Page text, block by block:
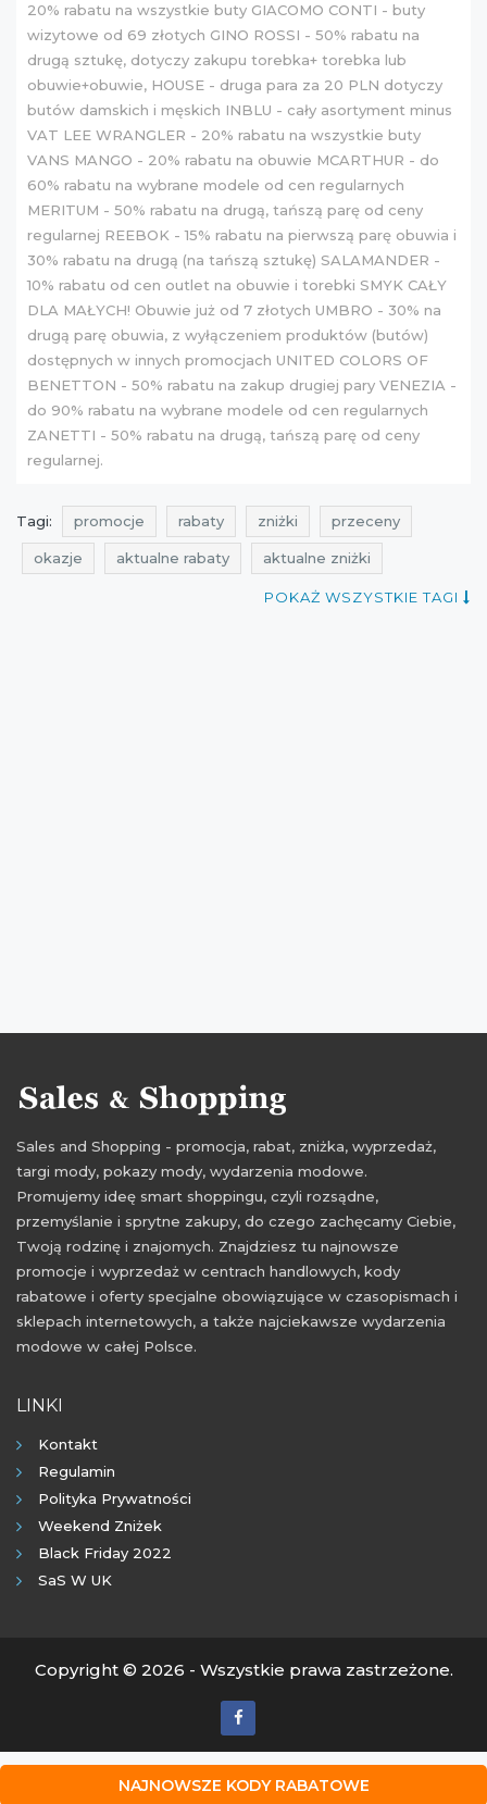
20% rabatu na wszystkie buty GIACOMO CONTI - buty
wizytowe od 69 złotych GINO ROSSI - 50% rabatu na
drugą sztukę, dotyczy zakupu torebka+ torebka lub
obuwie+obuwie, HOUSE - druga para za 20 PLN dotyczy
butów damskich i męskich INBLU - cały asortyment minus
VAT LEE WRANGLER - 20% rabatu na wszystkie buty
VANS MANGO - 20% rabatu na obuwie MCARTHUR - do
60% rabatu na wybrane modele od cen regularnych
MERITUM - 50% rabatu na drugą, tańszą parę od ceny
regularnej REEBOK - 15% rabatu na pierwszą parę obuwia i
30% rabatu na drugą (na tańszą sztukę) SALAMANDER -
10% rabatu od cen outlet na obuwie i torebki SMYK CAŁY
DLA MAŁYCH! Obuwie już od 7 złotych UMBRO - 30% na
drugą parę obuwia, z wyłączeniem produktów (butów)
dostępnych w innych promocjach UNITED COLORS OF
BENETTON - 50% rabatu na zakup drugiej pary VENEZIA -
do 90% rabatu na wybrane modele od cen regularnych
ZANETTI - 50% rabatu na drugą, tańszą parę od ceny
regularnej.
Tagi: promocje rabaty zniżki przeceny
okazje aktualne rabaty aktualne zniżki
aktualne promocje
POKAŻ WSZYSTKIE TAGI
NAJNOWSZE KODY RABATOWE
Sales and Shopping - promocja, rabat, zniżka, wyprzedaż,
targi mody, pokazy mody, wydarzenia modowe.
Promujemy ideę smart shoppingu, czyli rozsądne,
przemyślanie i sprytne zakupy, do czego zachęcamy Ciebie,
Twoją rodzinę i znajomych. Znajdziesz tu najnowsze
promocje i wyprzedaż w centrach handlowych, kody
rabatowe i oferty specjalne obowiązujące w czasopismach i
sklepach internetowych, a także najciekawsze wydarzenia
modowe w całej Polsce.
LINKI
Kontakt
Regulamin
Polityka Prywatności
Weekend Zniżek
Black Friday 2022
SaS W UK
Copyright © 2026 - Wszystkie prawa zastrzeżone.